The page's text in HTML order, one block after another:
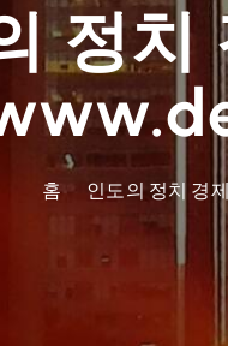
정치
홈 인도의 정치 경